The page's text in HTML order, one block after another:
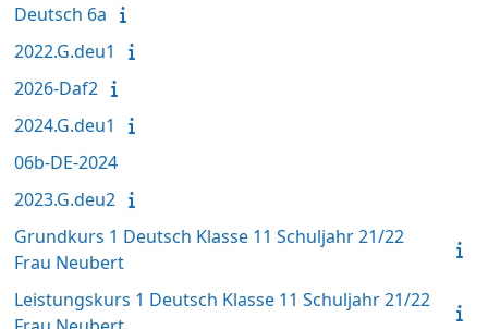
Deutsch 6a
2022.G.deu1
2026-Daf2
2024.G.deu1
06b-DE-2024
2023.G.deu2
Grundkurs 1 Deutsch Klasse 11 Schuljahr 21/22
Frau Neubert
Leistungskurs 1 Deutsch Klasse 11 Schuljahr 21/22